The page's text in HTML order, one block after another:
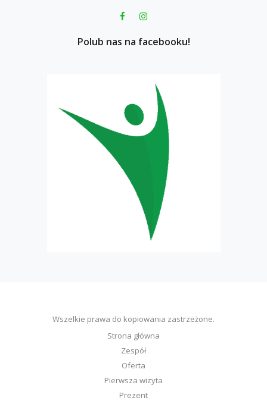
Polub nas na facebooku!
Wszelkie prawa do kopiowania zastrzeżone.
Strona główna
Zespół
Oferta
Pierwsza wizyta
Prezent